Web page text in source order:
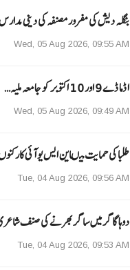
بنگلہ دیش کی مفرور مصنفہ کی دینی
Wed, 05 Aug 2026, 09:55 AM
ا ڈما ڈے 9 اور 10 اکتوبر کو جامعہ ملیہ…
Wed, 05 Aug 2026, 09:49 AM
طلبا کی حمایت میںاین ایس یو آئی
Tue, 04 Aug 2026, 09:56 AM
دوہا گاگر میں ساگر بھرنے کی صنف
Tue, 04 Aug 2026, 09:53 AM